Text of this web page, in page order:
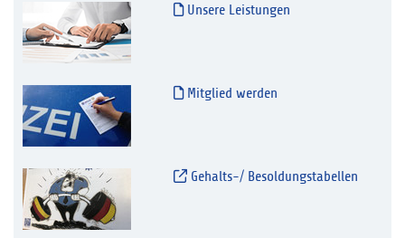
Unsere Leistungen
Mitglied werden
Gehalts-/ Besoldungstabellen